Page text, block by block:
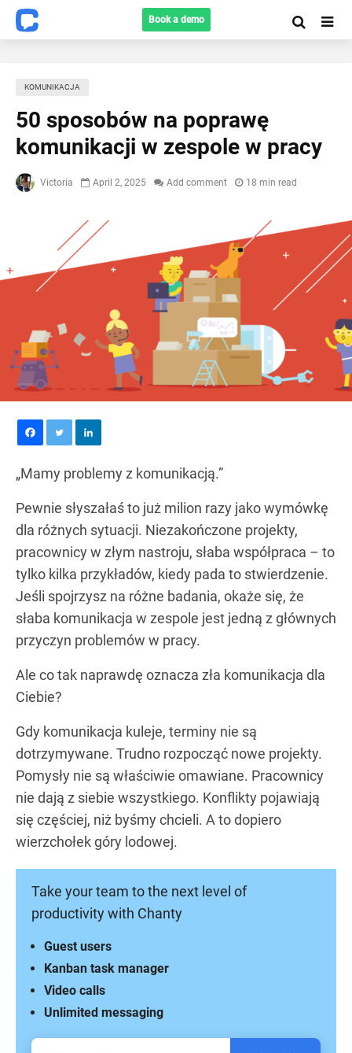
Book a demo
KOMUNIKACJA
50 sposobów na poprawę
komunikacji w zespole w pracy
Victoria April 2, 2025 Add comment 18 min read
„Mamy problemy z komunikacją.”
Pewnie słyszałaś to już milion razy jako wymówkę
dla różnych sytuacji. Niezakończone projekty,
pracownicy w złym nastroju, słaba współpraca – to
tylko kilka przykładów, kiedy pada to stwierdzenie.
Jeśli spojrzysz na różne badania, okaże się, że
słaba komunikacja w zespole jest jedną z głównych
przyczyn problemów w pracy.
Ale co tak naprawdę oznacza zła komunikacja dla
Ciebie?
Gdy komunikacja kuleje, terminy nie są
dotrzymywane. Trudno rozpocząć nowe projekty.
Pomysły nie są właściwie omawiane. Pracownicy
nie dają z siebie wszystkiego. Konflikty pojawiają
się częściej, niż byśmy chcieli. A to dopiero
wierzchołek góry lodowej.
Take your team to the next level of
productivity with Chanty
Unlimited messaging
Video calls
Kanban task manager
Guest users